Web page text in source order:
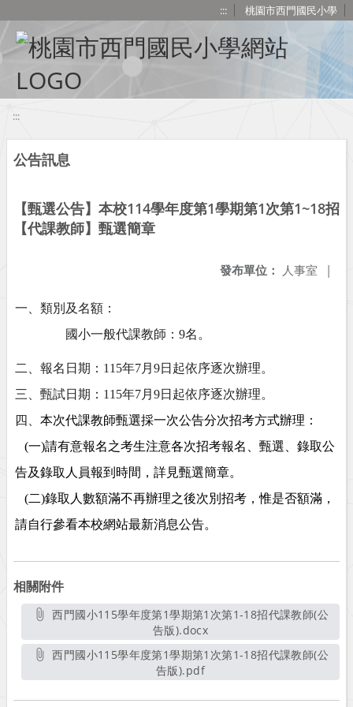
::: 桃園市西門國民小學
:::
公告訊息
【甄選公告】本校114學年度第1學期第1次第1~18招
【代課教師】甄選簡章
發布單位： 人事室 |
一、類別及名額：
國小一般代課教師： 9名。
二、報名日期： 115年7月 9日起依序逐次辦理。
三、甄試日期： 115年7月 9日起依序逐次辦理。
四、 本次代課教師甄選採一次公告分次招考方式辦理：
(一)請有意報名之考生注意各次招考報名、甄選、錄取公
告及錄取人員報到時間，詳見甄選簡章。
(二)錄取人數額滿不再辦理之後次別招考，惟是否額滿，
請自行參看本校網站最新消息公告。
相關附件
西門國小115學年度第1學期第1次第1-18招代課教師(公
告版).docx
西門國小115學年度第1學期第1次第1-18招代課教師(公
告版).pdf另開新視窗